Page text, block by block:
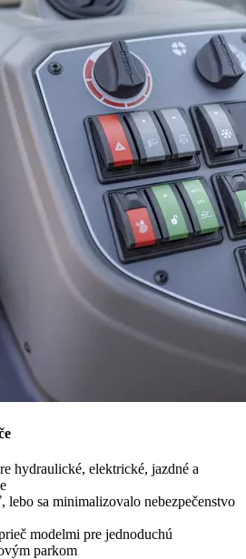
hydraulické, elektrické, jazdné a
lebo sa minimalizovalo nebezpečenstvo
modelmi pre jednoduchú
parkom